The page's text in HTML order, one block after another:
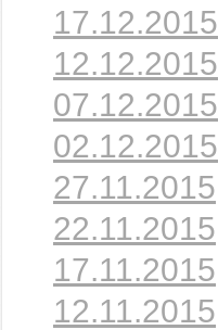
17.12.2015
12.12.2015
07.12.2015
02.12.2015
27.11.2015
22.11.2015
17.11.2015
12.11.2015